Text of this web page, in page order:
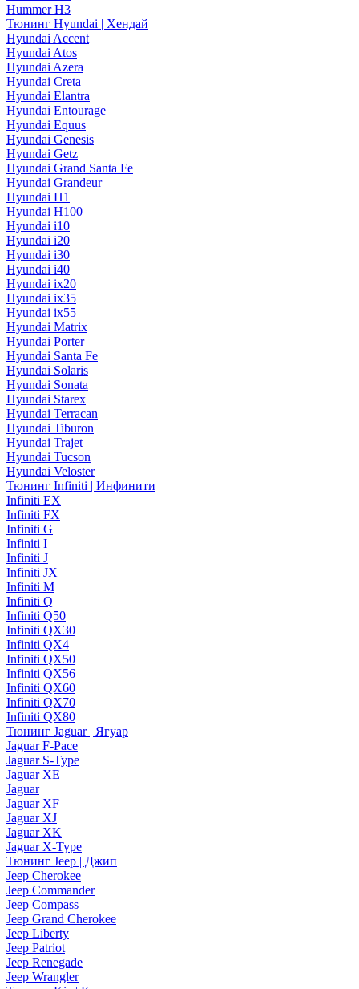
Hummer H3
Тюнинг Hyundai | Хендай
Hyundai Accent
Hyundai Atos
Hyundai Azera
Hyundai Creta
Hyundai Elantra
Hyundai Entourage
Hyundai Equus
Hyundai Genesis
Hyundai Getz
Hyundai Grand Santa Fe
Hyundai Grandeur
Hyundai H1
Hyundai H100
Hyundai i10
Hyundai i20
Hyundai i30
Hyundai i40
Hyundai ix20
Hyundai ix35
Hyundai ix55
Hyundai Matrix
Hyundai Porter
Hyundai Santa Fe
Hyundai Solaris
Hyundai Sonata
Hyundai Starex
Hyundai Terracan
Hyundai Tiburon
Hyundai Trajet
Hyundai Tucson
Hyundai Veloster
Тюнинг Infiniti | Инфинити
Infiniti EX
Infiniti FX
Infiniti G
Infiniti I
Infiniti J
Infiniti JX
Infiniti M
Infiniti Q
Infiniti Q50
Infiniti QX30
Infiniti QX4
Infiniti QX50
Infiniti QX56
Infiniti QX60
Infiniti QX70
Infiniti QX80
Тюнинг Jaguar | Ягуар
Jaguar F-Pace
Jaguar S-Type
Jaguar XE
Jaguar
Jaguar XF
Jaguar XJ
Jaguar XK
Jaguar X-Type
Тюнинг Jeep | Джип
Jeep Cherokee
Jeep Commander
Jeep Compass
Jeep Grand Cherokee
Jeep Liberty
Jeep Patriot
Jeep Renegade
Jeep Wrangler